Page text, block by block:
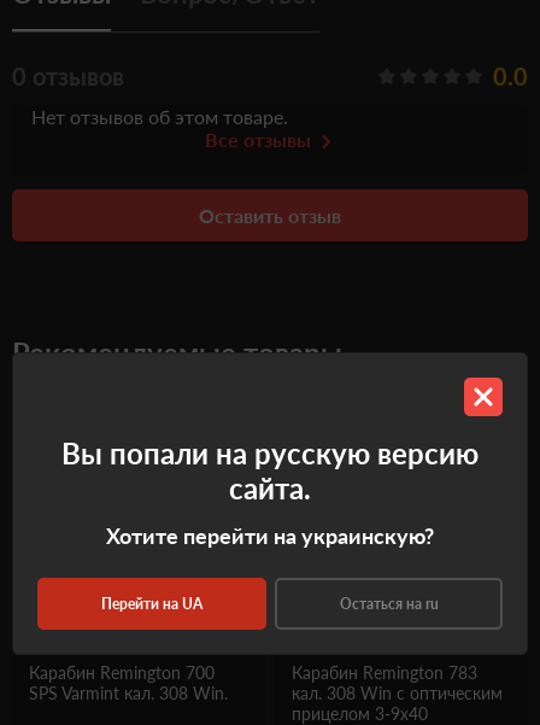
0 отзывов 0.0
Нет отзывов об этом товаре.
Все отзывы
Оставить отзыв
Рекомендуемые товары
Карабин Remington 700
SPS Varmint кал. 308 Win.
Карабин Remington 783
кал. 308 Win с оптическим
прицелом 3-9x40
Вы попали на русскую версию
сайта.
Хотите перейти на украинскую?
Перейти на UA Остаться на ru